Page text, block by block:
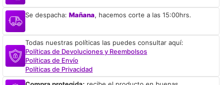
Se despacha: Mañana, hacemos corte a las 15:00hrs.
Todas nuestras políticas las puedes consultar aquí:
Políticas de Devoluciones y Reembolsos
Políticas de Envío
Políticas de Privacidad